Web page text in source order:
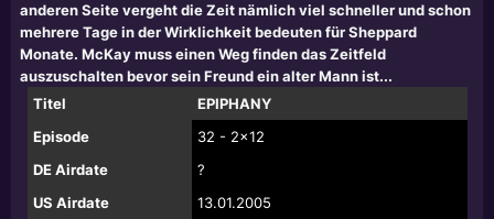
anderen Seite vergeht die Zeit nämlich viel schneller und schon
mehrere Tage in der Wirklichkeit bedeuten für Sheppard
Monate. McKay muss einen Weg finden das Zeitfeld
auszuschalten bevor sein Freund ein alter Mann ist...
Titel
EPIPHANY
Episode
32 - 2x12
DE Airdate
?
US Airdate
13.01.2005